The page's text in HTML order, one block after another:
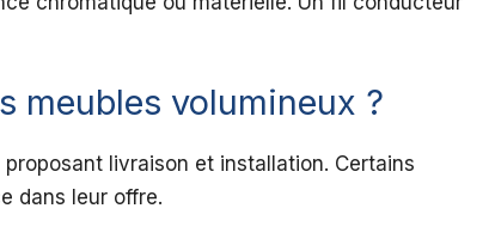
meubles volumineux ?
livraison et installation. Certains
dans leur offre.